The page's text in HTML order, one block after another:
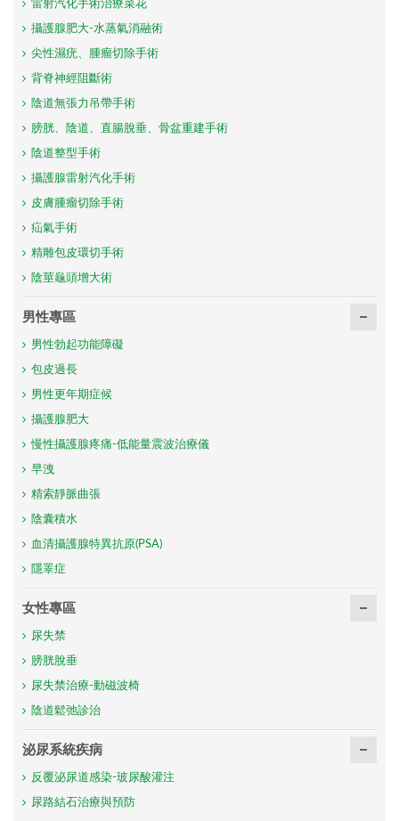
雷射汽化手術治療菜花
攝護腺肥大-水蒸氣消融術
尖性濕疣、腫瘤切除手術
背脊神經阻斷術
陰道無張力吊帶手術
膀胱、陰道、直腸脫垂、骨盆重建手術
陰道整型手術
攝護腺雷射汽化手術
皮膚腫瘤切除手術
疝氣手術
精雕包皮環切手術
陰莖龜頭增大術
男性專區
男性勃起功能障礙
包皮過長
男性更年期症候
攝護腺肥大
慢性攝護腺疼痛-低能量震波治療儀
早洩
精索靜脈曲張
陰囊積水
血清攝護腺特異抗原(PSA)
隱睪症
女性專區
尿失禁
膀胱脫垂
尿失禁治療-動磁波椅
陰道鬆弛診治
泌尿系統疾病
反覆泌尿道感染-玻尿酸灌注
尿路結石治療與預防